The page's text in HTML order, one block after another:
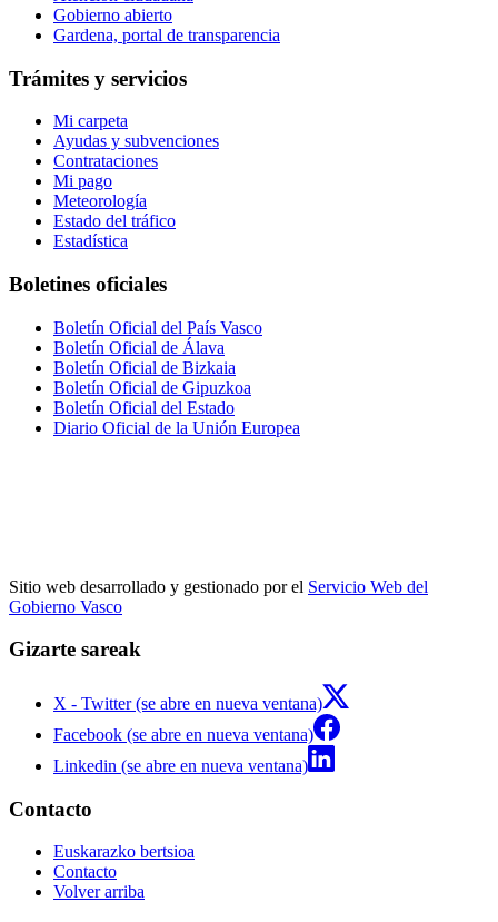
Gobierno abierto
Gardena, portal de transparencia
Trámites y servicios
Mi carpeta
Ayudas y subvenciones
Contrataciones
Mi pago
Meteorología
Estado del tráfico
Estadística
Boletines oficiales
Boletín Oficial del País Vasco
Boletín Oficial de Álava
Boletín Oficial de Bizkaia
Boletín Oficial de Gipuzkoa
Boletín Oficial del Estado
Diario Oficial de la Unión Europea
Sitio web desarrollado y gestionado por el Servicio Web del
Gobierno Vasco
Gizarte sareak
X - Twitter (se abre en nueva ventana)
Facebook (se abre en nueva ventana)
Linkedin (se abre en nueva ventana)
Contacto
Euskarazko bertsioa
Contacto
Volver arriba